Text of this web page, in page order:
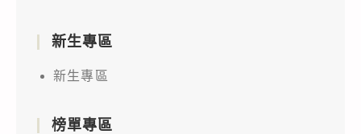
新生專區
新生專區
榜單專區